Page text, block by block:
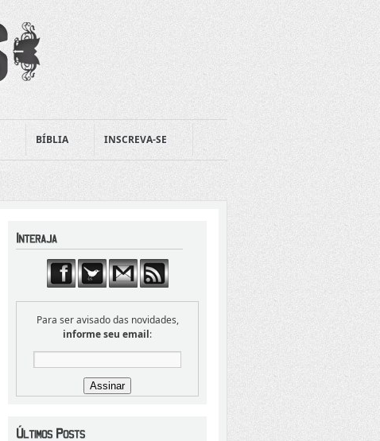
BÍBLIA INSCREVA-SE
Para ser avisado das novidades,
informe seu email: